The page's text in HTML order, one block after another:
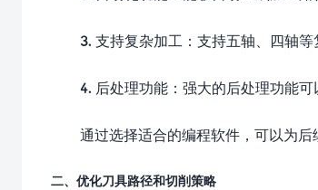
3. 支持复杂加工：支持五轴、四轴等
4. 后处理功能：强大的后处理功能
通过选择适合的编程软件，可以为后
二、优化刀具路径和切削策略